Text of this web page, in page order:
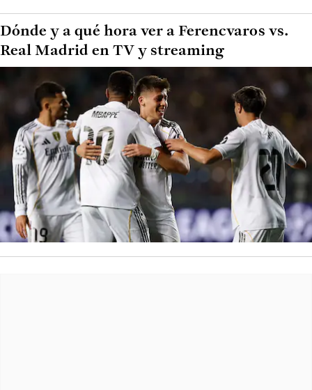
Dónde y a qué hora ver a Ferencvaros vs.
Real Madrid en TV y streaming